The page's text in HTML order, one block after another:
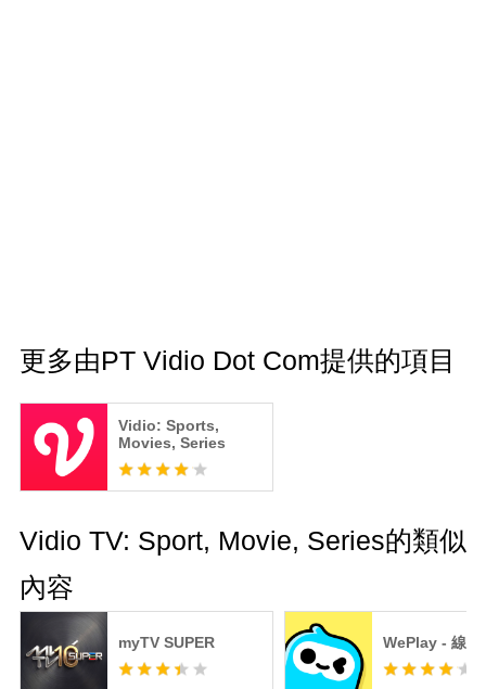
更多由PT Vidio Dot Com提供的項目
Vidio: Sports,
Movies, Series
Vidio TV: Sport, Movie, Series的類似
內容
myTV SUPER WePlay - 線上